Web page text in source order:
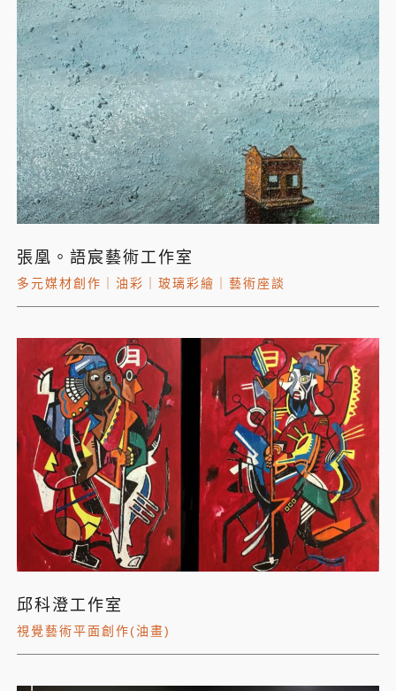
張凰。語宸藝術工作室
多元媒材創作 油彩 玻璃彩繪 藝術座談
邱科澄工作室
視覺藝術平面創作(油畫)